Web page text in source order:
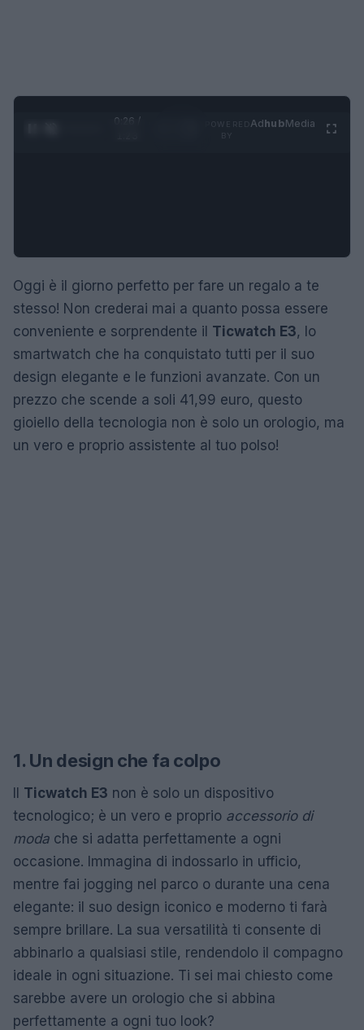
0:27 /
AdhubMedia
Oggi è il giorno perfetto per fare un regalo a te
stesso! Non crederai mai a quanto possa essere
conveniente e sorprendente il Ticwatch E3, lo
smartwatch che ha conquistato tutti per il suo
design elegante e le funzioni avanzate. Con un
prezzo che scende a soli 41,99 euro, questo
gioiello della tecnologia non è solo un orologio, ma
un vero e proprio assistente al tuo polso!
1. Un design che fa colpo
Il Ticwatch E3 non è solo un dispositivo
tecnologico; è un vero e proprio accessorio di
moda che si adatta perfettamente a ogni
occasione. Immagina di indossarlo in ufficio,
mentre fai jogging nel parco o durante una cena
elegante: il suo design iconico e moderno ti farà
sempre brillare. La sua versatilità ti consente di
abbinarlo a qualsiasi stile, rendendolo il compagno
ideale in ogni situazione. Ti sei mai chiesto come
sarebbe avere un orologio che si abbina
perfettamente a ogni tuo look?